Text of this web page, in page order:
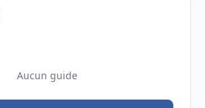
Aucun guide